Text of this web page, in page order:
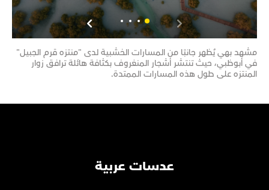
مشهد بهي يُظهر جانبًا من المسارات الخشبية لدى "منتزه قرم الجبيل"
في أبوظبي، حيث تنتشر أشجار المنغروف بكثافة هائلة ترافق زوار
المنتزه على طول هذه المسارات الممتدة.
عدسات عربية